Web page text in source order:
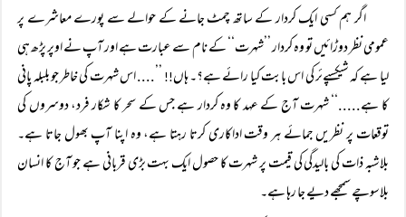
اگر ہم کسی ایک کردار کے ساتھ چمٹ جانے کے حوالے سے پورے معاشرے پر
عمومی نظر دوڑائیں تو وہ کردار ’’شہرت‘‘ کے نام سے عبارت ہے اور آپ نے اوپر پڑھ ہی
لیا ہے کہ شیکسپےئر کی اس بابت کیا رائے ہے؟۔ ہاں!!
’’.... اس شہرت کی خاطر جو بلبلہ پانی
کا ہے.....‘‘ شہرت آج کے عہد کا وہ کردار ہے جس کے سحر کا شکار فرد، دوسروں کی
توقعات پر نظریں جمائے ہر وقت اداکاری کرتا رہتا ہے، وہ اپنا آپ بھول جاتا ہے۔
بلاشبہ ذات کی بالیدگی کی قیمت پر شہرت کا حصول ایک بہت بڑی قربانی ہے جو آج کا انسان
بلاسوچے سمجھے دیے جا رہا ہے۔